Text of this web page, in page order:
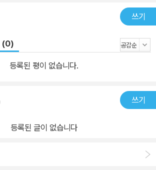
쓰기
(0)
등록된 평이 없습니다.
쓰기
등록된 글이 없습니다